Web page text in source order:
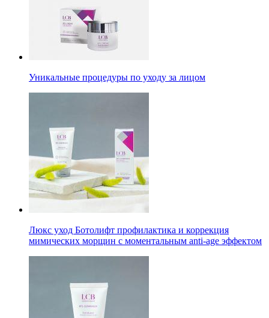
Уникальные процедуры по уходу за лицом
Люкс уход Ботолифт профилактика и коррекция
мимических морщин с моментальным anti-age эффектом